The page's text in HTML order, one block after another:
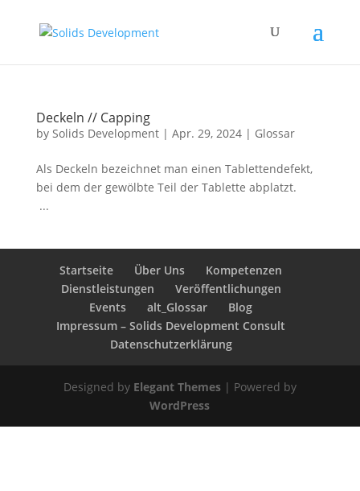
Deckeln // Capping
by Solids Development| Apr. 29, 2024| Glossar
Als Deckeln bezeichnet man einen Tablettendefekt,
bei dem der gewölbte Teil der Tablette abplatzt.
...
Startseite Über Uns
Kompetenzen
Dienstleistungen
Veröffentlichungen
Events
alt_Glossar
Blog
Impressum – Solids Development Consult
Datenschutzerklärung
Designed by Elegant Themes| Powered by
WordPress